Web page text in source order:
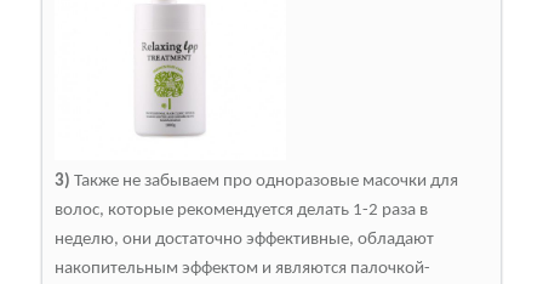
3) Также не забываем про одноразовые масочки для
волос, которые рекомендуется делать 1-2 раза в
неделю, они достаточно эффективные, обладают
накопительным эффектом и являются палочкой-